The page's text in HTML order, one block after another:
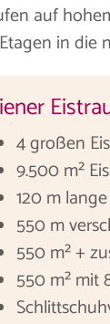
auf
in die
4 großen
9.500 m²
120 m
550 m
550 m² +
550 m² mit